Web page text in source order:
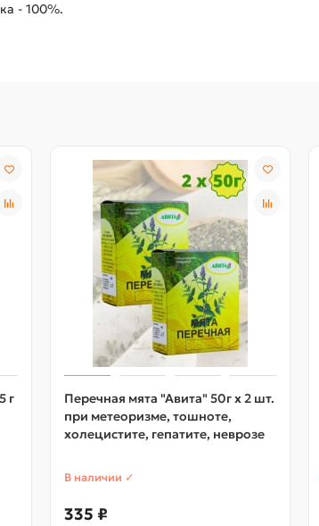
- 100%.
г
Перечная мята "Авита" 50г х 2 шт.
при метеоризме, тошноте,
холецистите, гепатите, неврозе
В наличии ✓
335 ₽